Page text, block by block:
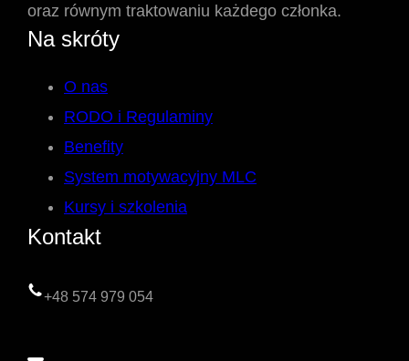
oraz równym traktowaniu każdego członka.
Na skróty
O nas
RODO i Regulaminy
Benefity
System motywacyjny MLC
Kursy i szkolenia
Kontakt
+48 574 979 054